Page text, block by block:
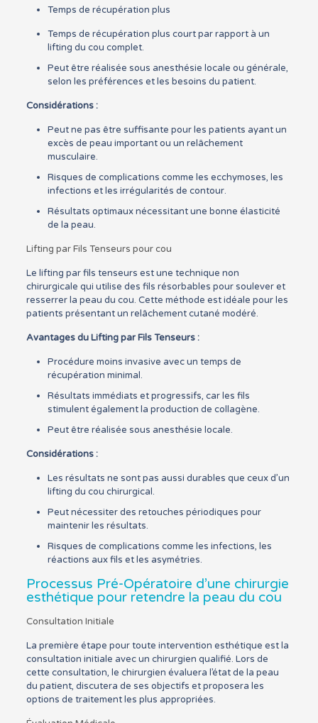
Temps de récupération plus
Temps de récupération plus court par rapport à un
lifting du cou complet.
Peut être réalisée sous anesthésie locale ou générale,
selon les préférences et les besoins du patient.
Considérations :
Peut ne pas être suffisante pour les patients ayant un
excès de peau important ou un relâchement
musculaire.
Risques de complications comme les ecchymoses, les
infections et les irrégularités de contour.
Résultats optimaux nécessitant une bonne élasticité
de la peau.
Lifting par Fils Tenseurs pour cou
Le lifting par fils tenseurs est une technique non
chirurgicale qui utilise des fils résorbables pour soulever et
resserrer la peau du cou. Cette méthode est idéale pour les
patients présentant un relâchement cutané modéré.
Avantages du Lifting par Fils Tenseurs :
Procédure moins invasive avec un temps de
récupération minimal.
Résultats immédiats et progressifs, car les fils
stimulent également la production de collagène.
Peut être réalisée sous anesthésie locale.
Considérations :
Les résultats ne sont pas aussi durables que ceux d’un
lifting du cou chirurgical.
Peut nécessiter des retouches périodiques pour
maintenir les résultats.
Risques de complications comme les infections, les
réactions aux fils et les asymétries.
Processus Pré-Opératoire d’une chirurgie
esthétique pour retendre la peau du cou
Consultation Initiale
La première étape pour toute intervention esthétique est la
consultation initiale avec un chirurgien qualifié. Lors de
cette consultation, le chirurgien évaluera l’état de la peau
du patient, discutera de ses objectifs et proposera les
options de traitement les plus appropriées.